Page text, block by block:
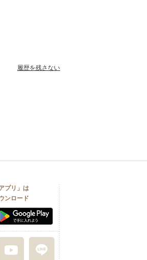
履歴を残さない
プリ」は
ンロード